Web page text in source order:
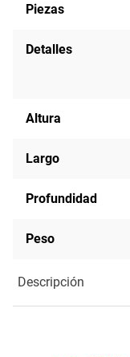
Piezas
Detalles
Altura
Largo
Profundidad
Peso
Descripción